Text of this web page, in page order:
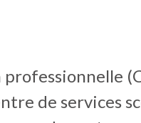
de services